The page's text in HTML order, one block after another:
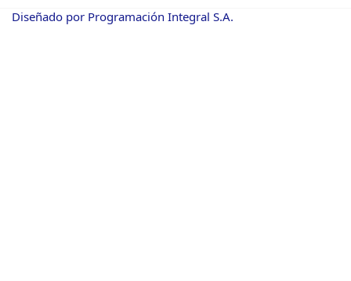
Diseñado por Programación Integral S.A.